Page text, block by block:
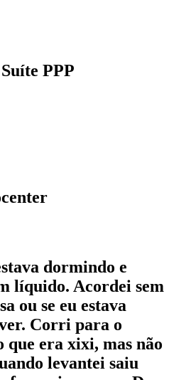
PPP
dormindo e
líquido. Acordei sem
ou se eu estava
Corri para o
que era xixi, mas não
levantei saiu